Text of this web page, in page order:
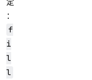
：
f
i
l
l